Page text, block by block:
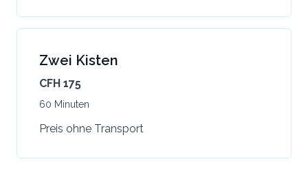
Zwei Kisten
CFH 175
60 Minuten
Preis ohne Transport